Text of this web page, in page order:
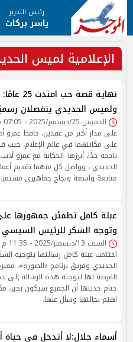
رئيس التحرير
ياسر بركات
الإعلامية لميس
نهاية قصة
ولميس الحديدي ينفصلان
الخميس 25/ديسمبر/2025 - 07:05 م
على مدار أكثر من عقدين، حافظ عمرو
على مكانتهما في عالم الإعلام، حيث
ناجحة جدًا، أبرزها: الحكاية مع عمرو
الحديدي ، وواصل كل منهما تقديم
متابعة واسعة ونجاح جماهيري مستمر.
عبلة كامل تطمئن جمهورها
وتوجه الشكر للرئيس السيسي
السبت 13/ديسمبر/2025 - 11:35 م
اختتمت عبلة كامل رسالتها بتوجيه
الحديدي وفريق برنامج «الصورة»،
الفرصة لها لتوجيه هذه الرسالة
ختام حديثها أن الجميع سيكون بخير،
اهتم بحالتها وسأل عنها.
أسماء جلال:لا أتدخل في حياة